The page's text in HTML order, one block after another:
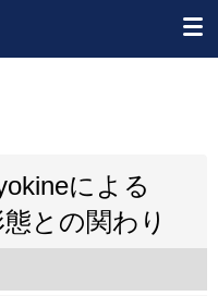
による
との関わり